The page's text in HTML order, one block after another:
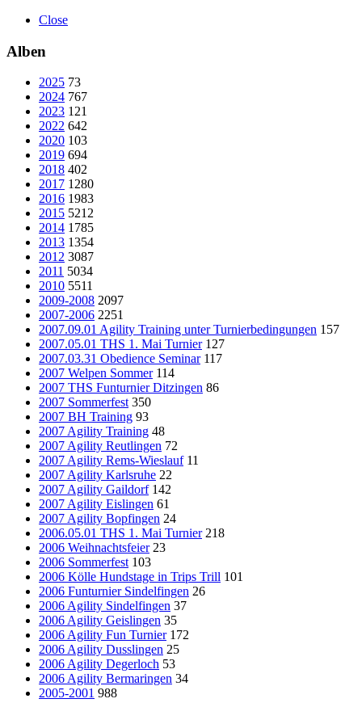
Close
Alben
2025 73
2024 767
2023 121
2022 642
2020 103
2019 694
2018 402
2017 1280
2016 1983
2015 5212
2014 1785
2013 1354
2012 3087
2011 5034
2010 5511
2009-2008 2097
2007-2006 2251
2007.09.01 Agility Training unter Turnierbedingungen 157
2007.05.01 THS 1. Mai Turnier 127
2007.03.31 Obedience Seminar 117
2007 Welpen Sommer 114
2007 THS Funturnier Ditzingen 86
2007 Sommerfest 350
2007 BH Training 93
2007 Agility Training 48
2007 Agility Reutlingen 72
2007 Agility Rems-Wieslauf 11
2007 Agility Karlsruhe 22
2007 Agility Gaildorf 142
2007 Agility Eislingen 61
2007 Agility Bopfingen 24
2006.05.01 THS 1. Mai Turnier 218
2006 Weihnachtsfeier 23
2006 Sommerfest 103
2006 Kölle Hundstage in Trips Trill 101
2006 Funturnier Sindelfingen 26
2006 Agility Sindelfingen 37
2006 Agility Geislingen 35
2006 Agility Fun Turnier 172
2006 Agility Dusslingen 25
2006 Agility Degerloch 53
2006 Agility Bermaringen 34
2005-2001 988